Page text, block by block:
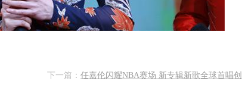
下一篇： 任嘉伦闪耀NBA赛场 新专辑新歌全球首唱创